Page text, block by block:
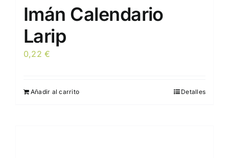
Imán Calendario
Larip
0,22€
Añadir al carrito Detalles